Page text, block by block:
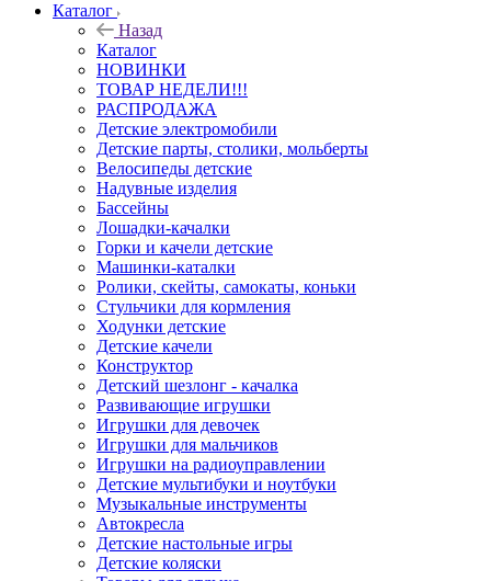
Каталог
Назад
Каталог
НОВИНКИ
ТОВАР НЕДЕЛИ!!!
РАСПРОДАЖА
Детские электромобили
Детские парты, столики, мольберты
Велосипеды детские
Надувные изделия
Бассейны
Лошадки-качалки
Горки и качели детские
Машинки-каталки
Ролики, скейты, самокаты, коньки
Стульчики для кормления
Ходунки детские
Детские качели
Конструктор
Детский шезлонг - качалка
Развивающие игрушки
Игрушки для девочек
Игрушки для мальчиков
Игрушки на радиоуправлении
Детские мультибуки и ноутбуки
Музыкальные инструменты
Автокресла
Детские настольные игры
Детские коляски